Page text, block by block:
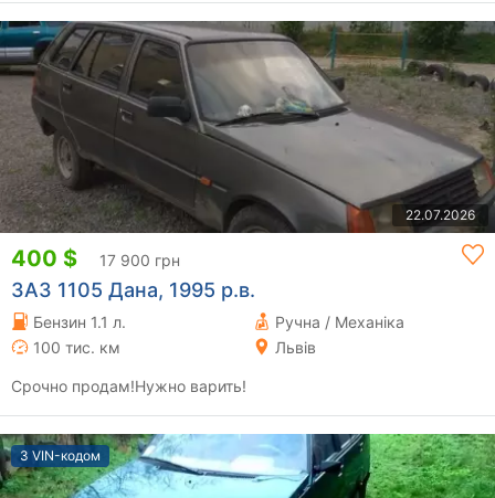
22.07.2026
400 $ 17 900 грн
ЗАЗ 1105 Дана, 1995 р.в.
Бензин 1.1 л.
Ручна / Механіка
100 тис. км
Львів
Срочно продам!Нужно варить!
З VIN-кодом